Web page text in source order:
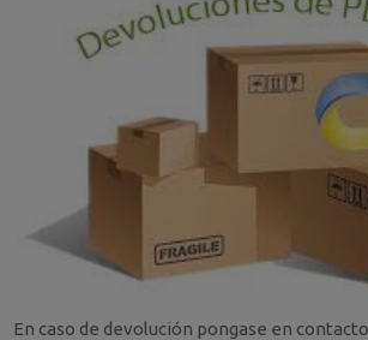
En caso de devolución pongase en